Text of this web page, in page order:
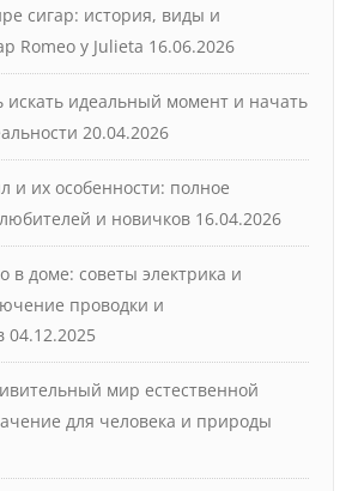
сигар: история, виды и
Romeo y Julieta 16.06.2026
искать идеальный момент и начать
20.04.2026
и их особенности: полное
и новичков 16.04.2026
в доме: советы электрика и
проводки и
04.12.2025
мир естественной
для человека и природы